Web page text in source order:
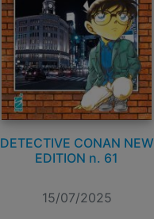
DETECTIVE CONAN NEW
EDITION n. 61
15/07/2025